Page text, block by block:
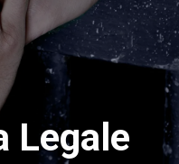
Legale